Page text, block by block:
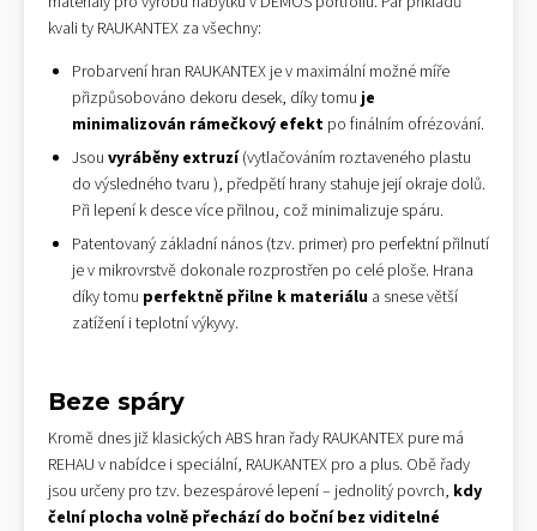
kvali ty RAUKANTEX za všechny:
Probarvení hran RAUKANTEX je v maximální možné míře
přizpůsobováno dekoru desek, díky tomu je
minimalizován rámečkový efekt po finálním ofrézování.
Jsou vyráběny extruzí(vytlačováním roztaveného plastu
do výsledného tvaru ), předpětí hrany stahuje její okraje dolů.
Při lepení k desce více přilnou, což minimalizuje spáru.
Patentovaný základní nános (tzv. primer) pro perfektní přilnutí
je v mikrovrstvě dokonale rozprostřen po celé ploše. Hrana
díky tomu perfektně přilne k materiálu a snese větší
zatížení i teplotní výkyvy.
Beze spáry
Kromě dnes již klasických ABS hran řady RAUKANTEX pure má
REHAU v nabídce i speciální, RAUKANTEX pro a plus. Obě řady
jsou určeny pro tzv. bezespárové lepení – jednolitý povrch, kdy
čelní plocha volně přechází do boční bez viditelné